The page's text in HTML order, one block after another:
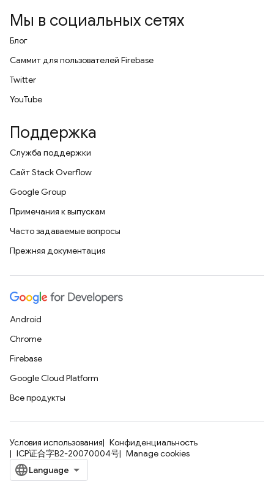
Мы в социальных сетях
Блог
Саммит для пользователей Firebase
Twitter
YouTube
Поддержка
Служба поддержки
Сайт Stack Overflow
Google Group
Примечания к выпускам
Часто задаваемые вопросы
Прежняя документация
Android
Chrome
Firebase
Google Cloud Platform
Все продукты
Условия использования
Конфиденциальность
ICP证合字B2-20070004号
Manage cookies